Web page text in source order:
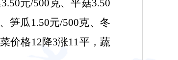
3.50元/500克、平菇3.50
笋瓜1.50元/500克、冬
价格12降3涨11平，蔬